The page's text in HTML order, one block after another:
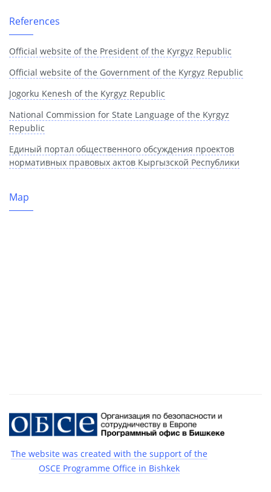
References
Official website of the President of the Kyrgyz Republic
Official website of the Government of the Kyrgyz Republic
Jogorku Kenesh of the Kyrgyz Republic
National Commission for State Language of the Kyrgyz
Republic
Единый портал общественного обсуждения проектов
нормативных правовых актов Кыргызской Республики
Map
The website was created with the support of the
OSCE Programme Office in Bishkek